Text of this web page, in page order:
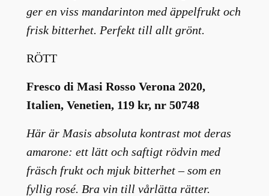
ger en viss mandarinton med äppelfrukt och
frisk bitterhet. Perfekt till allt grönt.
RÖTT
Fresco di Masi Rosso Verona 2020,
Italien, Venetien, 119 kr, nr 50748
Här är Masis absoluta kontrast mot deras
amarone: ett lätt och saftigt rödvin med
fräsch frukt och mjuk bitterhet – som en
fyllig rosé. Bra vin till vårlätta rätter.